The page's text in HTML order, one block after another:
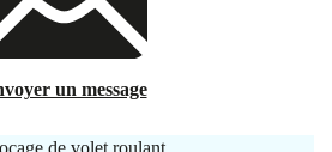
un message
de volet roulant